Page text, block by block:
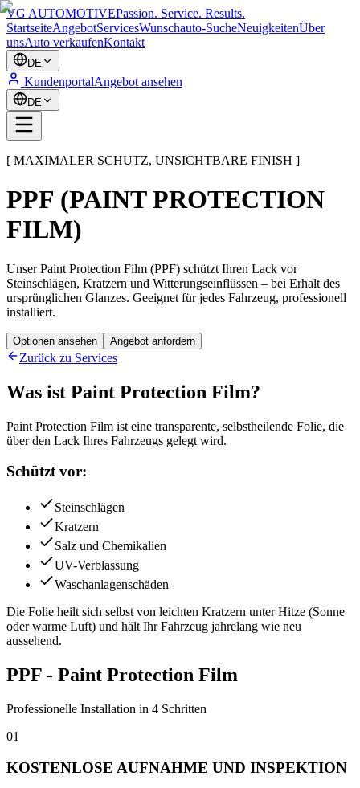
VG AUTOMOTIVEPassion. Service. Results.
StartseiteAngebotServicesWunschauto-SucheNeuigkeitenÜber
unsAuto verkaufenKontakt
DE
KundenportalAngebot ansehen
DE
[ MAXIMALER SCHUTZ, UNSICHTBARE FINISH ]
PPF (PAINT PROTECTION
FILM)
Unser Paint Protection Film (PPF) schützt Ihren Lack vor
Steinschlägen, Kratzern und Witterungseinflüssen – bei Erhalt des
ursprünglichen Glanzes. Geeignet für jedes Fahrzeug, professionell
installiert.
Optionen ansehen Angebot anfordern
Zurück zu Services
Was ist Paint Protection Film?
Paint Protection Film ist eine transparente, selbstheilende Folie, die
über den Lack Ihres Fahrzeugs gelegt wird.
Schützt vor:
Steinschlägen
Kratzern
Salz und Chemikalien
UV-Verblassung
Waschanlagenschäden
Die Folie heilt sich selbst von leichten Kratzern unter Hitze (Sonne
oder warme Luft) und hält Ihr Fahrzeug jahrelang wie neu
aussehend.
PPF - Paint Protection Film
Professionelle Installation in 4 Schritten
01
KOSTENLOSE AUFNAHME UND INSPEKTION